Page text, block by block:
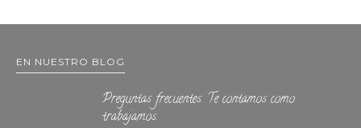
EN NUESTRO BLOG
Preguntas frecuentes. Te contamos como
trabajamos.